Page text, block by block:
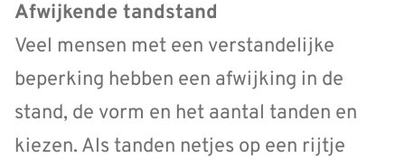
Afwijkende tandstand
Veel mensen met een verstandelijke
beperking hebben een afwijking in de
stand, de vorm en het aantal tanden en
kiezen. Als tanden netjes op een rijtje